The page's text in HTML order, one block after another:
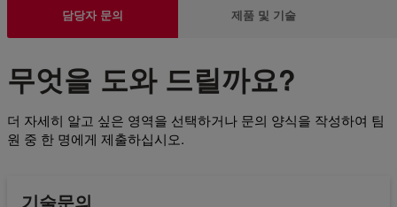
담당자 문의 제품 및 기술
무엇을 도와 드릴까요?
더 자세히 알고 싶은 영역을 선택하거나 문의 양식을 작성하여 팀
원 중 한 명에게 제출하십시오.
기술문의